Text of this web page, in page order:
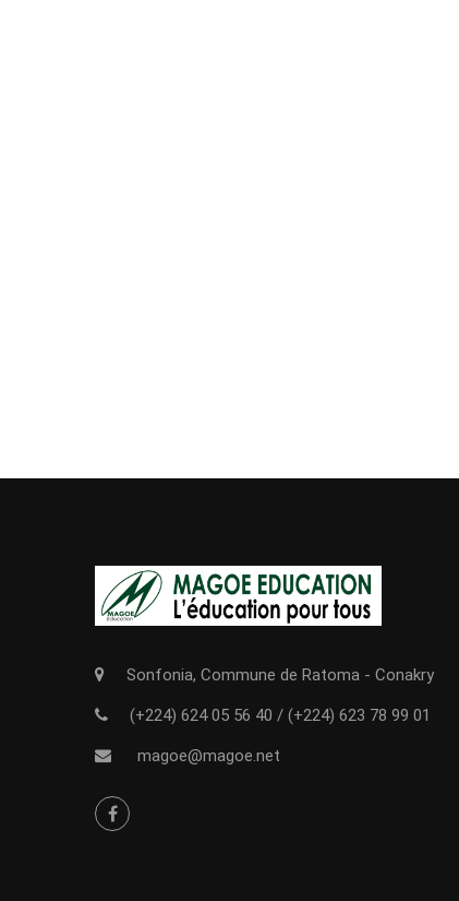
Sonfonia, Commune de Ratoma - Conakry
(+224) 624 05 56 40 / (+224) 623 78 99 01
magoe@magoe.net